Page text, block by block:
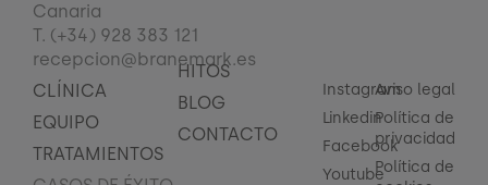
Canaria
T. (+34) 928 383 121
recepcion@branemark.es
CLÍNICA
EQUIPO
TRATAMIENTOS
HITOS
BLOG
CONTACTO
Instagram
Linkedin
Facebook
Youtube
Aviso legal
Política de
privacidad
Política de